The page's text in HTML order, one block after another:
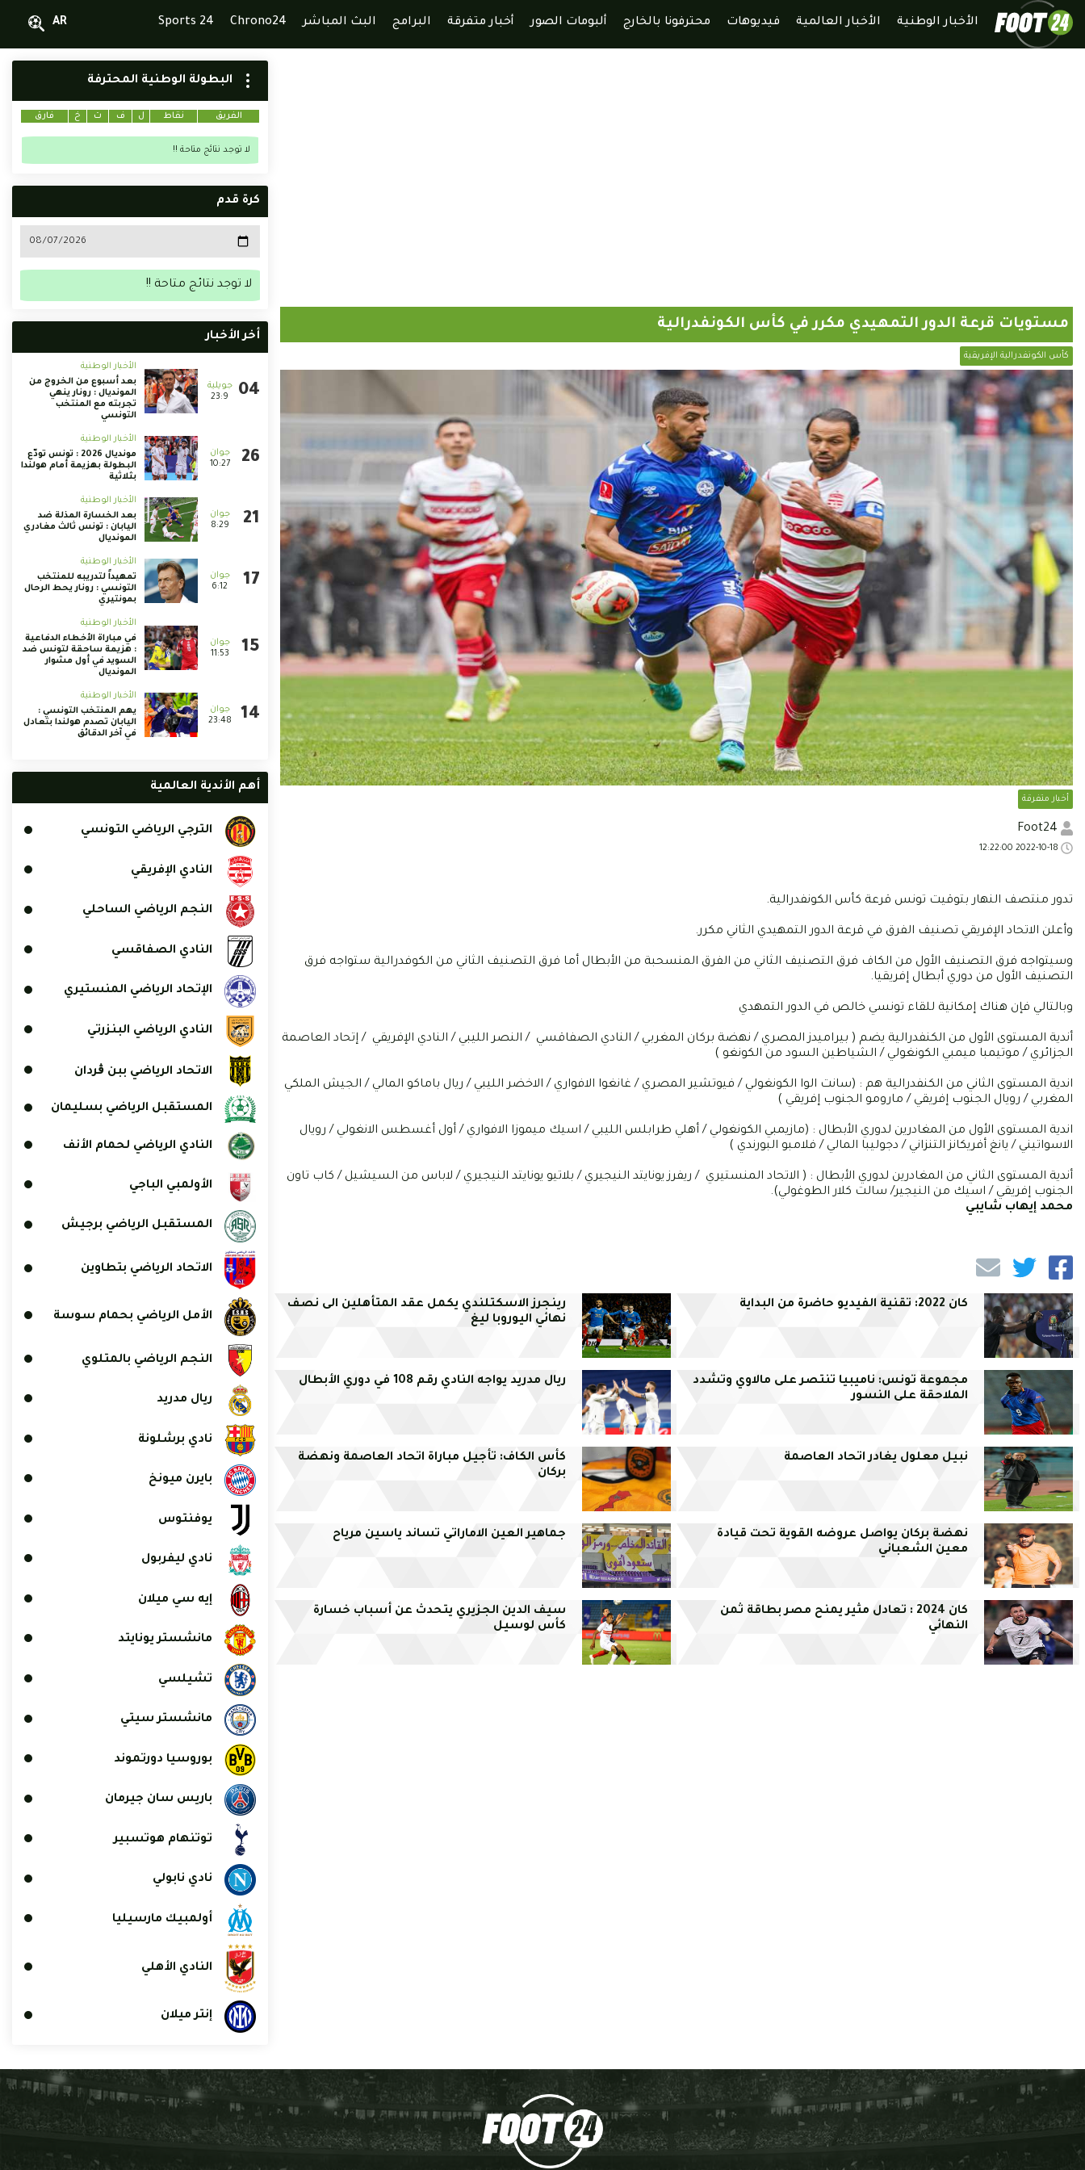
الأخبار الوطنية الأخبار العالمية فيديوهات محترفونا بالخارج ألبومات الصور أخبار متفرقة البرامج البث المباشر Chrono24
Sports 24
AR
مستويات قرعة الدور التمهيدي مكرر في كأس الكونفدرالية
كأس الكونفدرالية الإفريقية
أخبار متفرقة
تدور منتصف النهار بتوقيت تونس قرعة كأس الكونفدرالية.
وأعلن الاتحاد الإفريقي تصنيف الفرق في قرعة الدور التمهيدي الثاني مكرر.
وسيتواجه فرق التصنيف الأول من الكاف فرق التصنيف الثاني من الفرق المنسحبة من الأبطال أما فرق التصنيف الثاني من الكوفدرالية ستواجه فرق
التصنيف الأول من دوري أبطال إفريقيا.
وبالتالي فإن هناك إمكانية للقاء تونسي خالص في الدور التمهدي
أندية المستوى الأول من الكنفدرالية يضم ( بيراميدز المصري / نهضة بركان المغربي / النادي الصفاقسي / النصر الليبي / النادي الإفريقي / إتحاد العاصمة
الجزائري / موتيمبا ميمبي الكونغولي / الشياطين السود من الكونغو )
اندية المستوى الثاني من الكنفدرالية هم : (سانت الوا الكونغولي / فيوتشير المصري / غانغوا الافواري / الاخضر الليبي / ريال باماكو المالي / الجيش الملكي
المغربي / رويال الجنوب إفريقي / مارومو الجنوب إفريقي )
اندية المستوى الأول من المغادرين لدوري الأبطال : (مازيمبي الكونغولي / أهلي طرابلس الليبي / اسيك ميموزا الافواري / أول أغسطس الانغولي / رويال
الاسواتيني / يانغ أفريكانز التنزاني / دجوليبا المالي / فلامبو البورندي )
أندية المستوى الثاني من المغادرين لدوري الأبطال : ( الاتحاد المنستيري / ريفرز يونايتد النيجيري / بلاتيو يونايتد النيجيري / لاباس من السيشيل / كاب تاون
الجنوب إفريقي / اسيك من النيجير/ سالت كلار الطوغولي).
محمد إيهاب شايبي
كان 2022: تقنية الفيديو حاضرة من البداية
رينجرز الاسكتلندي يكمل عقد المتأهلين الى نصف
نهائي اليوروبا ليغ
مجموعة تونس: ناميبيا تنتصر على مالاوي وتشدد
الملاحقة على النسور
ريال مدريد يواجه النادي رقم 108 في دوري الأبطال
نبيل معلول يغادر اتحاد العاصمة
كأس الكاف: تأجيل مباراة اتحاد العاصمة ونهضة
بركان
نهضة بركان يواصل عروضه القوية تحت قيادة
معين الشعباني
جماهير العين الاماراتي تساند ياسين مرياح
كان 2024 : تعادل مثير يمنح مصر بطاقة ثمن
النهائي
سيف الدين الجزيري يتحدث عن أسباب خسارة
كأس لوسيل
البطولة الوطنية المحترفة
الفريق نقاط ل ف ت خ فارق
لا توجد نتائج متاحة !!
كرة قدم
لا توجد نتائج متاحة !!
أخر الأخبار
23:9
الأخبار الوطنية
بعد أسبوع من الخروج من
المونديال : رونار ينهي
تجربته مع المنتخب
التونسي
10:27
الأخبار الوطنية
مونديال 2026 : تونس تودّع
البطولة بهزيمة أمام هولندا
بثلاثية
8:29
الأخبار الوطنية
بعد الخسارة المذلة ضد
اليابان : تونس ثالث مغادري
المونديال
6:12
الأخبار الوطنية
تمهيداً لتدريبه للمنتخب
التونسي : رونار يحط الرحال
بمونتيري
11:53
الأخبار الوطنية
في مباراة الأخطاء الدفاعية
: هزيمة ساحقة لتونس ضد
السويد في أول مشوار
المونديال
23:48
الأخبار الوطنية
يهم المنتخب التونسي :
اليابان تصدم هولندا بتعادل
في آخر الدقائق
أهم الأندية العالمية
الترجي الرياضي التونسي
النادي الإفريقي
النجم الرياضي الساحلي
النادي الصفاقسي
الإتحاد الرياضي المنستيري
النادي الرياضي البنزرتي
الاتحاد الرياضي ببن ڨردان
المستقبل الرياضي بسليمان
النادي الرياضي لحمام الأنف
الأولمبي الباجي
المستقبل الرياضي برجيش
الاتحاد الرياضي بتطاوين
الأمل الرياضي بحمام سوسة
النجم الرياضي بالمتلوي
ريال مدريد
نادي برشلونة
بايرن ميونخ
يوفنتوس
نادي ليفربول
إيه سي ميلان
مانشستر يونايتد
تشيلسي
مانشستر سيتي
بوروسيا دورتموند
باريس سان جيرمان
توتنهام هوتسبير
نادي نابولي
أولمبيك مارسيليا
النادي الأهلي
إنتر ميلان